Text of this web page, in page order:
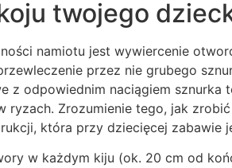
twojego
namiotu jest wywiercenie
przez nie grubego
z odpowiednim naciągiem sznurka
ryzach. Zrozumienie tego, jak
która przy dziecięcej zabawie
w każdym kiju (ok. 20 cm od